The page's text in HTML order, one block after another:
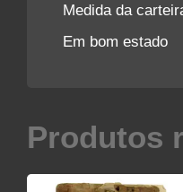
Medida da
Em bom estado
Produtos